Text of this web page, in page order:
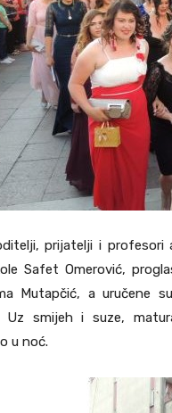
prijatelji i profesori
Safet Omerović,
Mutapčić, a uručene
Uz smijeh i suze,
u noć.